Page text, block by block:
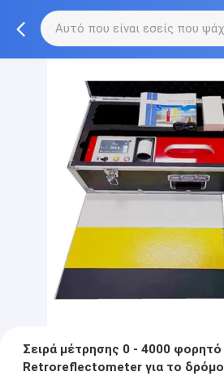
Σειρά μέτρησης 0 - 4000 φορητό
Retroreflectometer για το δρόμο